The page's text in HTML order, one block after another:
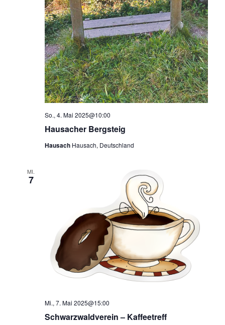
Hausacher Bergsteig
So., 4. Mai 2025@10:00
Hausach Hausach, Deutschland
MI.
7
Schwarzwaldverein – Kaffeetreff
Mi., 7. Mai 2025@15:00